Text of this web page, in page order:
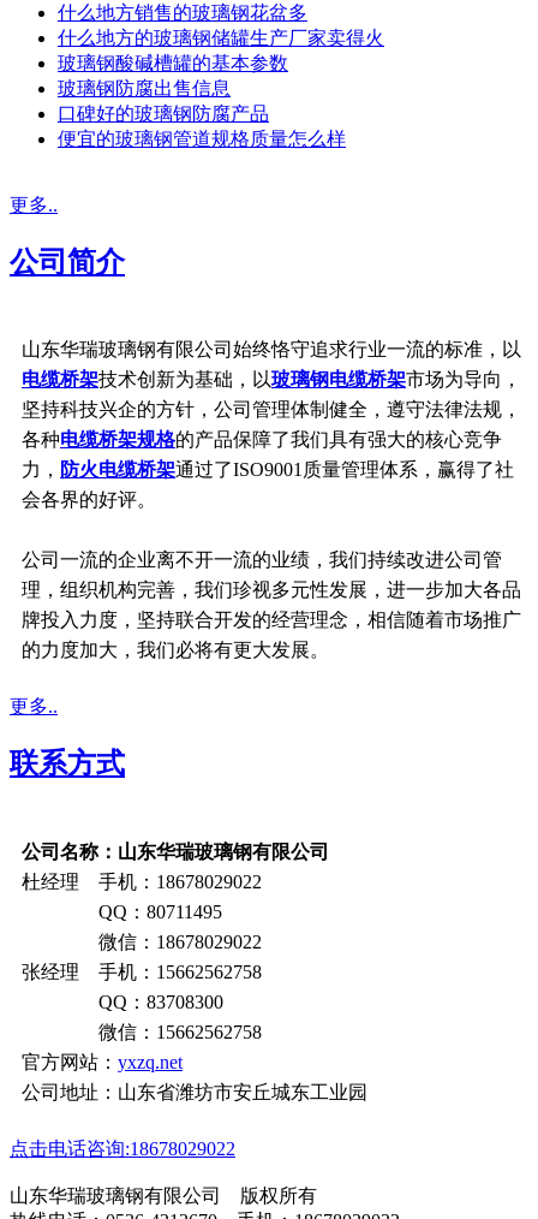
什么地方销售的玻璃钢花盆多
什么地方的玻璃钢储罐生产厂家卖得火
玻璃钢酸碱槽罐的基本参数
玻璃钢防腐出售信息
口碑好的玻璃钢防腐产品
便宜的玻璃钢管道规格质量怎么样
更多..
公司简介
山东华瑞玻璃钢有限公司始终恪守追求行业一流的标准，以
电缆桥架技术创新为基础，以玻璃钢电缆桥架市场为导向，
坚持科技兴企的方针，公司管理体制健全，遵守法律法规，
各种电缆桥架规格的产品保障了我们具有强大的核心竞争
力， 防火电缆桥架通过了ISO9001质量管理体系，赢得了社
会各界的好评。
公司一流的企业离不开一流的业绩，我们持续改进公司管
理，组织机构完善，我们珍视多元性发展，进一步加大各品
牌投入力度，坚持联合开发的经营理念，相信随着市场推广
的力度加大，我们必将有更大发展。
更多..
联系方式
公司名称：山东华瑞玻璃钢有限公司
杜经理 手机：18678029022
QQ：80711495
微信：18678029022
张经理 手机：15662562758
QQ：83708300
微信：15662562758
官方网站： yxzq.net
公司地址：山东省潍坊市安丘城东工业园
点击电话咨询:18678029022
山东华瑞玻璃钢有限公司 版权所有